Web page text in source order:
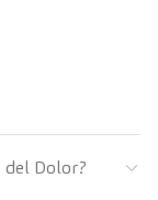
Dolor?